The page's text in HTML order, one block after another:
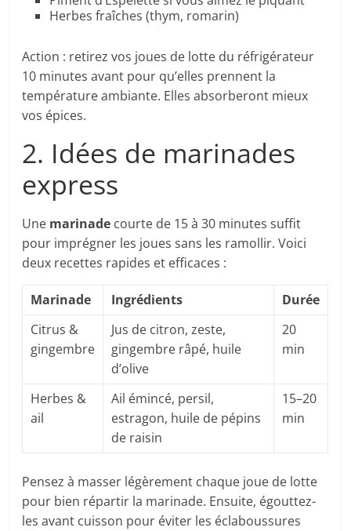
Herbes fraîches (thym, romarin)
Action : retirez vos joues de lotte du réfrigérateur
10 minutes avant pour qu’elles prennent la
température ambiante. Elles absorberont mieux
vos épices.
2. Idées de marinades
express
Une marinade courte de 15 à 30 minutes suffit
pour imprégner les joues sans les ramollir. Voici
deux recettes rapides et efficaces :
Marinade Ingrédients
Durée
Citrus &
gingembre
Jus de citron, zeste,
gingembre râpé, huile
d’olive
20
min
Herbes &
ail
Ail émincé, persil,
estragon, huile de pépins
de raisin
15–20
min
Pensez à masser légèrement chaque joue de lotte
pour bien répartir la marinade. Ensuite, égouttez-
les avant cuisson pour éviter les éclaboussures